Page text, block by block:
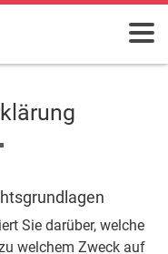
Sie darüber, welche
welchem Zweck auf